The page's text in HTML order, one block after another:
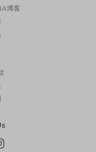
博客
Instagram